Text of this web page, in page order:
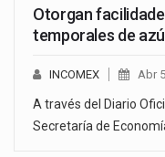
Otorgan
temporales de
INCOMEX Abr
A través del Diario
Secretaría de